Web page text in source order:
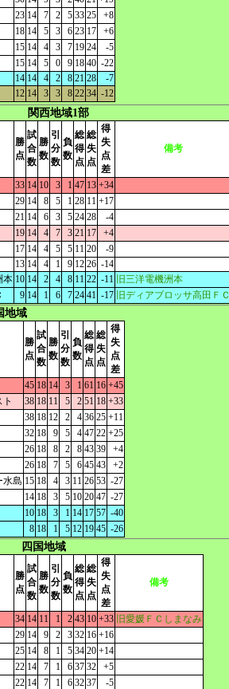
23 14 7 2 5 33 25
+8
18 14 5 3 6 23 17
+6
15 14 4 3 7 19 24
-5
15 14 5 0 9 18 40 -22
14 14 4 2 8 21 28
-7
12 14 3 3 8 22 34 -12
関西地域1部
勝
点
試
合
数
勝
数
引
分
数
負
数
総
得
点
総
失
点
得
失
点
差
備考
33 14 10 3 1 47 13 +34
29 14 8 5 1 28 11 +17
21 14 6 3 5 24 28
-4
19 14 4 7 3 21 17
+4
17 14 4 5 5 11 20
-9
13 14 4 1 9 12 26 -14
本 10 14 2 4 8 11 22 -11
旧三洋電機洲本
9 14 1 6 7 24 41 -17 旧ディアブロッサ高田ＦＣ
地域
勝
点
試
合
数
勝
数
引
分
数
負
数
総
得
点
総
失
点
得
失
点
差
45 18 14 3 1 61 16 +45
38 18 11 5 2 51 18 +33
38 18 12 2 4 36 25 +11
32 18 9 5 4 47 22 +25
26 18 8 2 8 43 39
+4
26 18 7 5 6 45 43
+2
水島 15 18 4 3 11 26 53 -27
14 18 3 5 10 20 47 -27
10 18 3 1 14 17 57 -40
8 18 1 5 12 19 45 -26
四国地域
勝
点
試
合
数
勝
数
引
分
数
負
数
総
得
点
総
失
点
得
失
点
差
備考
34 14 11 1 2 43 10 +33
旧愛媛ＦＣしまなみ
29 14 9 2 3 32 16 +16
25 14 8 1 5 34 20 +14
22 14 7 1 6 37 32
+5
22 14 7 1 6 32 37 -5